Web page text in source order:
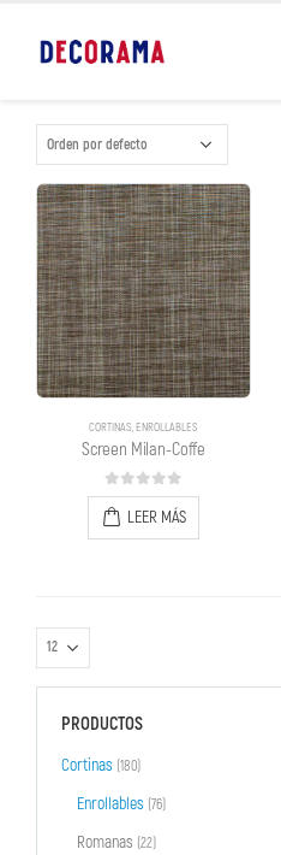
CORTINAS,ENROLLABLES
Screen Milan-Coffe
0out of 5
LEER MÁS
PRODUCTOS
Cortinas (180)
Enrollables (76)
Romanas (22)